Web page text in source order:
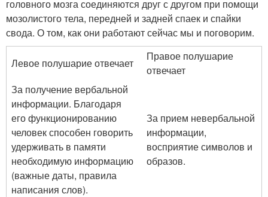
головного мозга соединяются друг с другом при помощи
мозолистого тела, передней и задней спаек и спайки
свода. О том, как они работают сейчас мы и поговорим.
Левое полушарие отвечает
Правое полушарие
отвечает
За получение вербальной
информации. Благодаря
его функционированию
человек способен говорить
удерживать в памяти
необходимую информацию
(важные даты, правила
написания слов).
За прием невербальной
информации,
восприятие символов и
образов.